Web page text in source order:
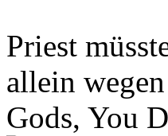
Priest
allein
Gods, You